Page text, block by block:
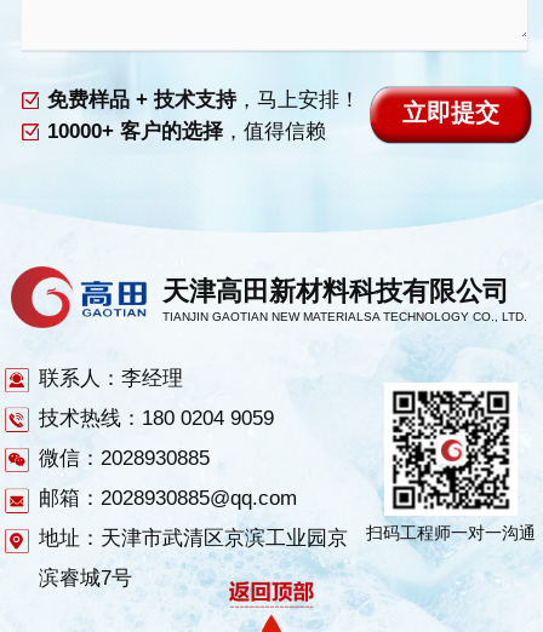
免费样品 + 技术支持，马上安排！
10000+ 客户的选择，值得信赖
天津高田新材料科技有限公司
TIANJIN GAOTIAN NEW MATERIALSA TECHNOLOGY CO., LTD.
联系人：李经理
技术热线：180 0204 9059
微信：2028930885
邮箱：2028930885@qq.com
地址：天津市武清区京滨工业园京
滨睿城7号
扫码工程师一对一沟通